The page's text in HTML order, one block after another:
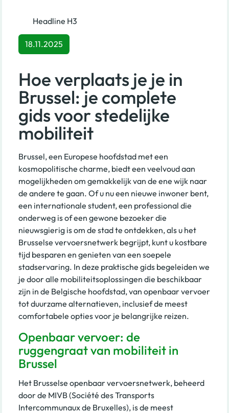
Headline H3
18.11.2025
Hoe verplaats je je in
Brussel: je complete
gids voor stedelijke
mobiliteit
Brussel, een Europese hoofdstad met een
kosmopolitische charme, biedt een veelvoud aan
mogelijkheden om gemakkelijk van de ene wijk naar
de andere te gaan. Of u nu een nieuwe inwoner bent,
een internationale student, een professional die
onderweg is of een gewone bezoeker die
nieuwsgierig is om de stad te ontdekken, als u het
Brusselse vervoersnetwerk begrijpt, kunt u kostbare
tijd besparen en genieten van een soepele
stadservaring. In deze praktische gids begeleiden we
je door alle mobiliteitsoplossingen die beschikbaar
zijn in de Belgische hoofdstad, van openbaar vervoer
tot duurzame alternatieven, inclusief de meest
comfortabele opties voor je belangrijke reizen.
Openbaar vervoer: de
ruggengraat van mobiliteit in
Brussel
Het Brusselse openbaar vervoersnetwerk, beheerd
door de MIVB (Société des Transports
Intercommunaux de Bruxelles), is de meest